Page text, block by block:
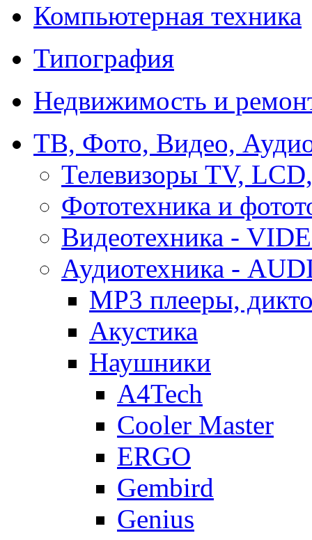
Компьютерная техника
Типография
Недвижимость и
ТВ, Фото, Видео,
Телевизоры TV,
Фототехника и
Видеотехника -
Аудиотехника -
MP3 плееры,
Акустика
Наушники
A4Tech
Cooler Master
ERGO
Gembird
Genius